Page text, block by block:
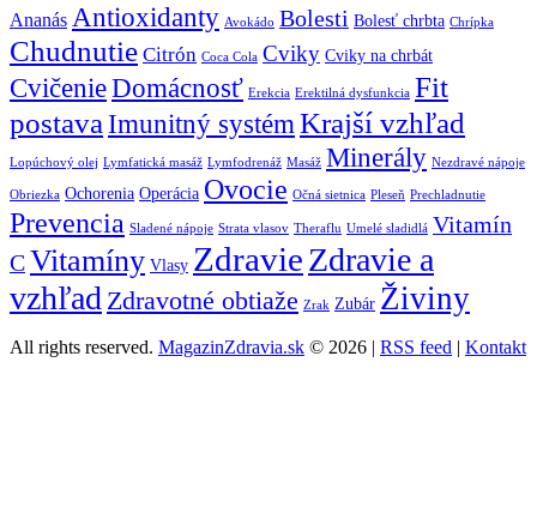
Ananás Antioxidanty Avokádo Bolesti Bolesť chrbta Chrípka
Chudnutie Citrón Coca Cola Cviky Cviky na chrbát
CvičenieDomácnosť Erekcia Erektilná dysfunkcia Fit
postavaImunitný systémKrajší vzhľad
Lopúchový olej Lymfatická masáž Lymfodrenáž Masáž Minerály Nezdravé nápoje
Obriezka Ochorenia Operácia Ovocie Očná sietnica Pleseň Prechladnutie
Prevencia Sladené nápoje Strata vlasov Theraflu Umelé sladidlá Vitamín
CVitamíny Vlasy ZdravieZdravie a
vzhľad Zdravotné obtiaže Zrak Zubár Živiny
All rights reserved. MagazinZdravia.sk © 2026 | RSS feed | Kontakt